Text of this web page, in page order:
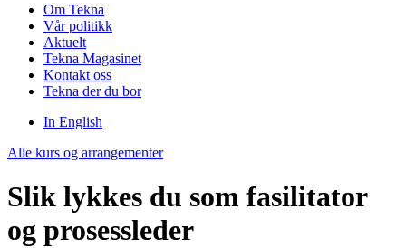
Om Tekna
Vår politikk
Aktuelt
Tekna Magasinet
Kontakt oss
Tekna der du bor
In English
Alle kurs og arrangementer
Slik lykkes du som fasilitator
og prosessleder